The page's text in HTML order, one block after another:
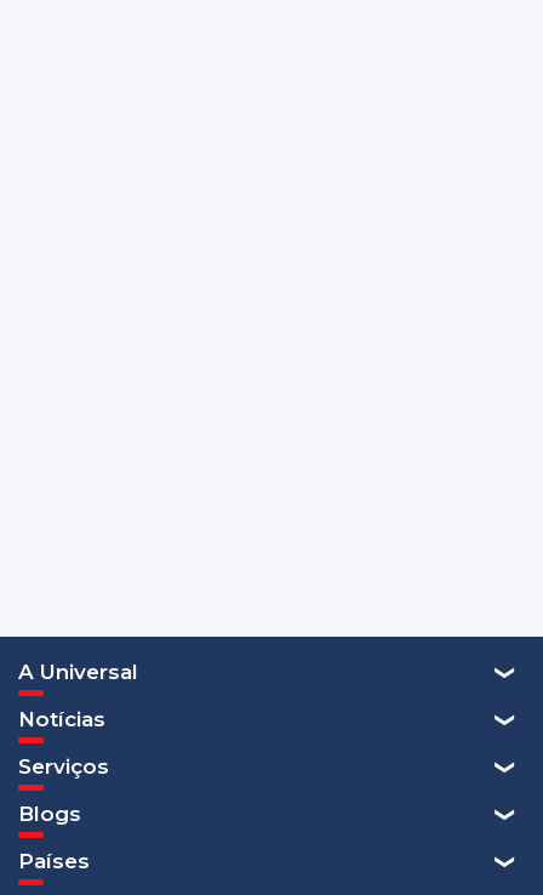
A Universal
Notícias
Serviços
Blogs
Países